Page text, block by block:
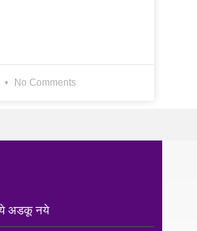
No Comments
अडकू नये